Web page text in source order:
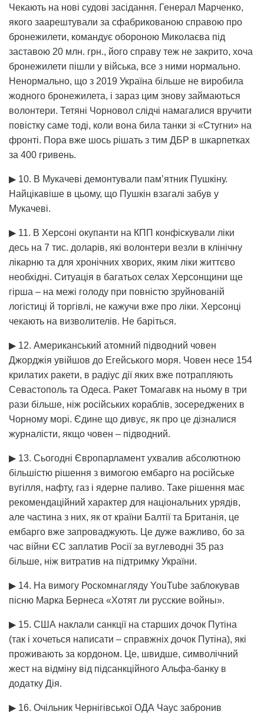
Чекають на нові судові засідання. Генерал Марченко,
якого заарештували за сфабрикованою справою про
бронежилети, командує обороною Миколаєва під
заставою 20 млн. грн., його справу теж не закрито, хоча
бронежилети пішли у війська, все з ними нормально.
Ненормально, що з 2019 Україна більше не виробила
жодного бронежилета, і зараз цим знову займаються
волонтери. Тетяні Чорновол слідчі намагалися вручити
повістку саме тоді, коли вона била танки зі «Стугни» на
фронті. Пора вже шось рішать з тим ДБР в шкарпетках
за 400 гривень.
▶ 10. В Мукачеві демонтували пам’ятник Пушкіну.
Найцікавіше в цьому, що Пушкін взагалі забув у
Мукачеві.
▶ 11. В Херсоні окупанти на КПП конфіскували ліки
десь на 7 тис. доларів, які волонтери везли в клінічну
лікарню та для хронічних хворих, яким ліки життєво
необхідні. Ситуація в багатьох селах Херсонщини ще
гірша – на межі голоду при повністю зруйнованій
логістиці й торгівлі, не кажучи вже про ліки. Херсонці
чекають на визволителів. Не баріться.
▶ 12. Американський атомний підводний човен
Джорджія увійшов до Егейського моря. Човен несе 154
крилатих ракети, в радіус дії яких вже потрапляють
Севастополь та Одеса. Ракет Томагавк на ньому в три
рази більше, ніж російських кораблів, зосереджених в
Чорному морі. Єдине що дивує, як про це дізналися
журналісти, якщо човен – підводний.
▶ 13. Сьогодні Європарламент ухвалив абсолютною
більшістю рішення з вимогою ембарго на російське
вугілля, нафту, газ і ядерне паливо. Таке рішення має
рекомендаційний характер для національних урядів,
але частина з них, як от країни Балтії та Британія, це
ембарго вже запроваджують. Це дуже важливо, бо за
час війни ЄС заплатив Росії за вуглеводні 35 раз
більше, ніж витратив на підтримку України.
▶ 14. На вимогу Роскомнагляду YouTube заблокував
пісню Марка Бернеса «Хотят ли русские войны».
▶ 15. США наклали санкції на старших дочок Путіна
(так і хочеться написати – справжніх дочок Путіна), які
проживають за кордоном. Це, швидше, символічний
жест на відміну від підсанкційного Альфа-банку в
додатку Дія.
▶ 16. Очільник Чернігівської ОДА Чаус забронив